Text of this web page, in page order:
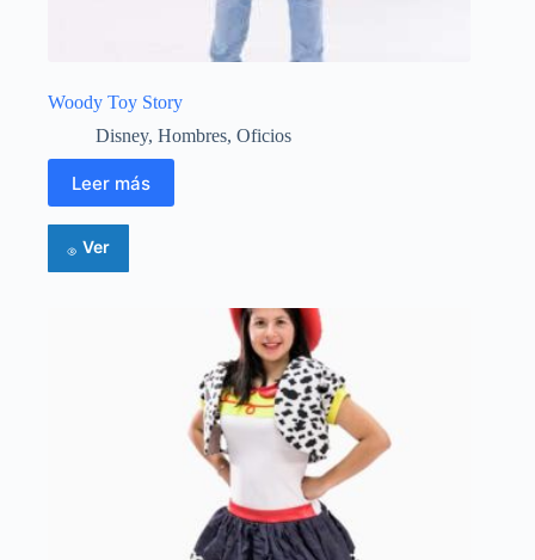
Woody Toy Story
Disney, Hombres, Oficios
Leer más
Ver